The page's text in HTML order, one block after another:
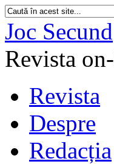
Joc Secund
Revista
Revista
Despre
Redacția